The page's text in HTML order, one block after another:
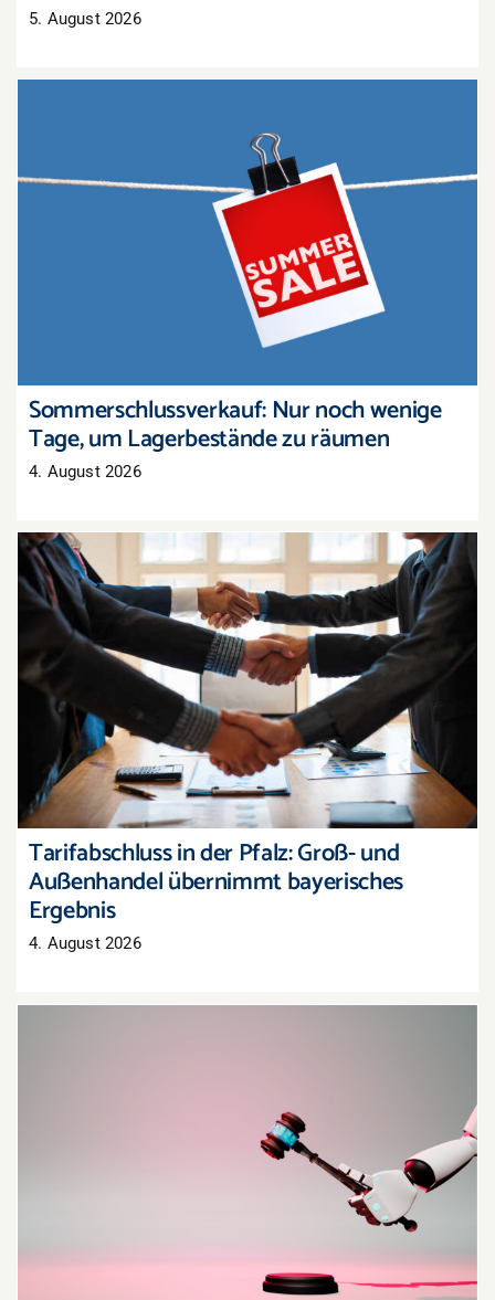
5. August 2026
Sommerschlussverkauf: Nur noch wenige Tage,
um Lagerbestände zu räumen
Sommerschlussverkauf: Nur noch wenige
Tage, um Lagerbestände zu räumen
4. August 2026
Tarifabschluss in der Pfalz: Groß- und
Außenhandel übernimmt bayerisches Ergebnis
Tarifabschluss in der Pfalz: Groß- und
Außenhandel übernimmt bayerisches
Ergebnis
4. August 2026
Oberlandesgericht Hamm: Haftung für
Aussagen eines KI-Chatbots